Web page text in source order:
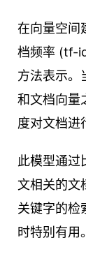
在向量空间
档频率 (tf-
方法表示。
和文档向量
度对文档进
此模型通过
文相关的文
关键字的检
时特别有用。